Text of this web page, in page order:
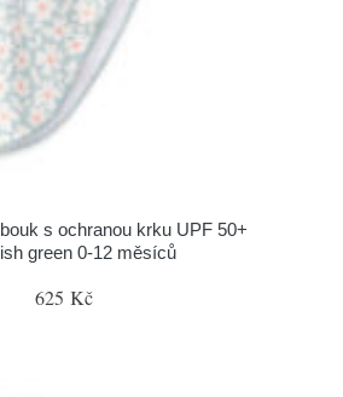
s ochranou krku UPF 50+
green 0-12 měsíců
625 Kč